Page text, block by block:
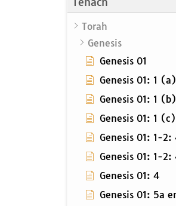
Torah
Genesis
Genesis 01
Genesis 01: 1 (a)
Genesis 01: 1 (b)
Genesis 01: 1 (c)
Genesis 01: 1-2:
Genesis 01: 1-2:
Genesis 01: 4
Genesis 01: 5a